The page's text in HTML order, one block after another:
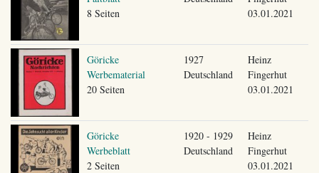
8 Seiten
03.01.2021
Göricke
Werbematerial
20 Seiten
1927
Deutschland
Heinz
Fingerhut
03.01.2021
Göricke
Werbeblatt
2 Seiten
1920 - 1929
Deutschland
Heinz
Fingerhut
03.01.2021